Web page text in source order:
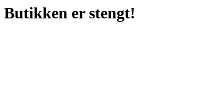
Butikken er stengt!